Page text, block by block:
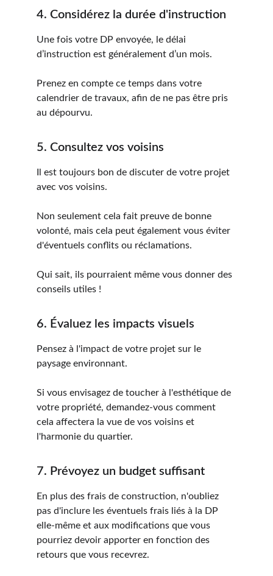
4. Considérez la durée d'instruction
Une fois votre DP envoyée, le délai
d’instruction est généralement d’un mois.
Prenez en compte ce temps dans votre
calendrier de travaux, afin de ne pas être pris
au dépourvu.
5. Consultez vos voisins
Il est toujours bon de discuter de votre projet
avec vos voisins.
Non seulement cela fait preuve de bonne
volonté, mais cela peut également vous éviter
d'éventuels conflits ou réclamations.
Qui sait, ils pourraient même vous donner des
conseils utiles !
6. Évaluez les impacts visuels
Pensez à l'impact de votre projet sur le
paysage environnant.
Si vous envisagez de toucher à l'esthétique de
votre propriété, demandez-vous comment
cela affectera la vue de vos voisins et
l'harmonie du quartier.
7. Prévoyez un budget suffisant
En plus des frais de construction, n'oubliez
pas d'inclure les éventuels frais liés à la DP
elle-même et aux modifications que vous
pourriez devoir apporter en fonction des
retours que vous recevrez.